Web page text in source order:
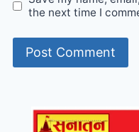
the next time I